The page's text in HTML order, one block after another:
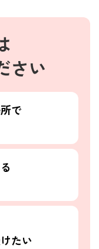
さい
で
たい